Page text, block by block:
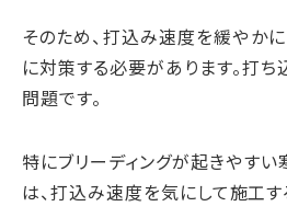
そのため、打込み速度を緩やか
に対策する必要があります。打
問題です。
特にブリーディングが起きやす
は、打込み速度を気にして施工す